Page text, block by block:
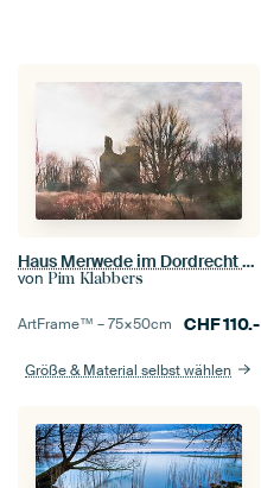
Haus Merwede im Dordrecht Aquarellstyle
von Pim Klabbers
ArtFrame™ –75×50cm CHF110.-
Größe & Material selbst wählen